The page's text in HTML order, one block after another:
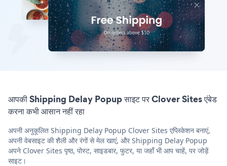
आपकी Shipping Delay Popup साइट पर Clover Sites एंबेड
करना कभी आसान नहीं रहा
अपनी अनुकूलित Shipping Delay Popup Clover Sites एप्लिकेशन बनाएं,
अपनी वेबसाइट की शैली और रंगों से मेल खाएं, और Shipping Delay Popup
अपने Clover Sites पृष्ठ, पोस्ट, साइडबार, फुटर, या जहाँ भी आप चाहें, पर जोड़ें
साइट।